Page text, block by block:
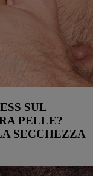
SUL
PELLE?
SECCHEZZA